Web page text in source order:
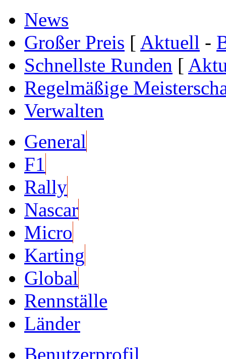
News
Großer Preis [ Aktuell -
Schnellste Runden [
Regelmäßige
Verwalten
General
F1
Rally
Nascar
Micro
Karting
Global
Rennställe
Länder
Benutzerprofil